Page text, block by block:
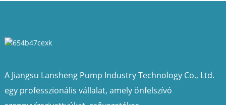
A Jiangsu Lansheng Pump Industry Technology Co., Ltd.
egy professzionális vállalat, amely önfelszívó